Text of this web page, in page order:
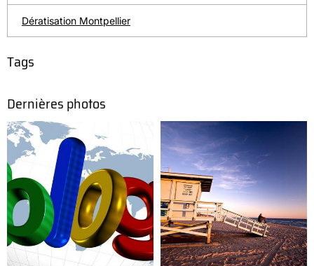
Dératisation Montpellier
Tags
Dernières photos